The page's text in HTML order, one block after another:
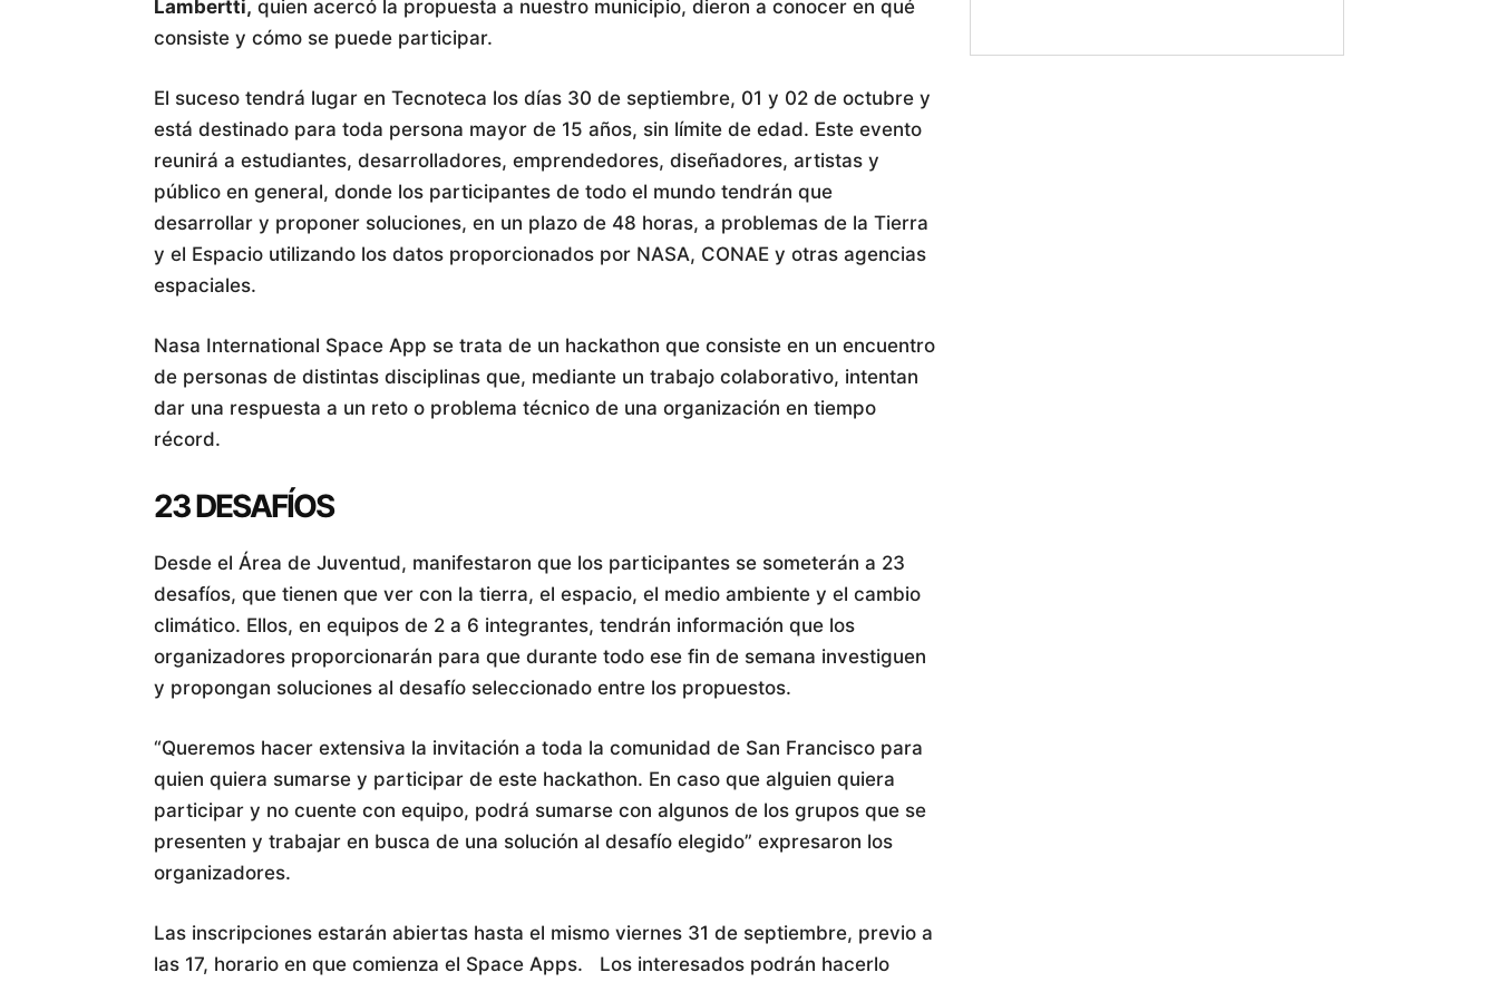
Lambertti, quien acercó la propuesta a nuestro municipio, dieron a conocer en qué
consiste y cómo se puede participar.
El suceso tendrá lugar en Tecnoteca los días 30 de septiembre, 01 y 02 de octubre y
está destinado para toda persona mayor de 15 años, sin límite de edad. Este evento
reunirá a estudiantes, desarrolladores, emprendedores, diseñadores, artistas y
público en general, donde los participantes de todo el mundo tendrán que
desarrollar y proponer soluciones, en un plazo de 48 horas, a problemas de la Tierra
y el Espacio utilizando los datos proporcionados por NASA, CONAE y otras agencias
espaciales.
Nasa International Space App se trata de un hackathon que consiste en un encuentro
de personas de distintas disciplinas que, mediante un trabajo colaborativo, intentan
dar una respuesta a un reto o problema técnico de una organización en tiempo
récord.
23 DESAFÍOS
Desde el Área de Juventud, manifestaron que los participantes se someterán a 23
desafíos, que tienen que ver con la tierra, el espacio, el medio ambiente y el cambio
climático. Ellos, en equipos de 2 a 6 integrantes, tendrán información que los
organizadores proporcionarán para que durante todo ese fin de semana investiguen
y propongan soluciones al desafío seleccionado entre los propuestos.
“Queremos hacer extensiva la invitación a toda la comunidad de San Francisco para
quien quiera sumarse y participar de este hackathon. En caso que alguien quiera
participar y no cuente con equipo, podrá sumarse con algunos de los grupos que se
presenten y trabajar en busca de una solución al desafío elegido” expresaron los
organizadores.
Las inscripciones estarán abiertas hasta el mismo viernes 31 de septiembre, previo a
las 17, horario en que comienza el Space Apps. Los interesados podrán hacerlo